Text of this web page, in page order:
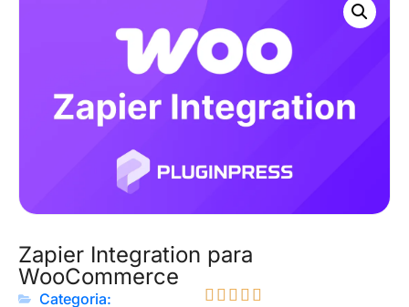
Zapier Integration para
WooCommerce
Categoria:
    